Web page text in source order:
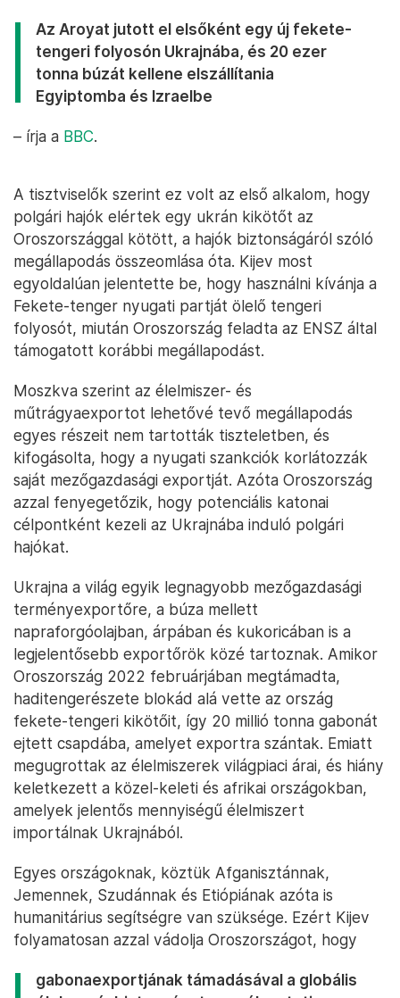
Az Aroyat jutott el elsőként egy új fekete-
tengeri folyosón Ukrajnába, és 20 ezer
tonna búzát kellene elszállítania
Egyiptomba és Izraelbe
– írja a BBC.
A tisztviselők szerint ez volt az első alkalom, hogy
polgári hajók elértek egy ukrán kikötőt az
Oroszországgal kötött, a hajók biztonságáról szóló
megállapodás összeomlása óta. Kijev most
egyoldalúan jelentette be, hogy használni kívánja a
Fekete-tenger nyugati partját ölelő tengeri
folyosót, miután Oroszország feladta az ENSZ által
támogatott korábbi megállapodást.
Moszkva szerint az élelmiszer- és
műtrágyaexportot lehetővé tevő megállapodás
egyes részeit nem tartották tiszteletben, és
kifogásolta, hogy a nyugati szankciók korlátozzák
saját mezőgazdasági exportját. Azóta Oroszország
azzal fenyegetőzik, hogy potenciális katonai
célpontként kezeli az Ukrajnába induló polgári
hajókat.
Ukrajna a világ egyik legnagyobb mezőgazdasági
terményexportőre, a búza mellett
napraforgóolajban, árpában és kukoricában is a
legjelentősebb exportőrök közé tartoznak. Amikor
Oroszország 2022 februárjában megtámadta,
haditengerészete blokád alá vette az ország
fekete-tengeri kikötőit, így 20 millió tonna gabonát
ejtett csapdába, amelyet exportra szántak. Emiatt
megugrottak az élelmiszerek világpiaci árai, és hiány
keletkezett a közel-keleti és afrikai országokban,
amelyek jelentős mennyiségű élelmiszert
importálnak Ukrajnából.
Egyes országoknak, köztük Afganisztánnak,
Jemennek, Szudánnak és Etiópiának azóta is
humanitárius segítségre van szüksége. Ezért Kijev
folyamatosan azzal vádolja Oroszországot, hogy
gabonaexportjának támadásával a globális